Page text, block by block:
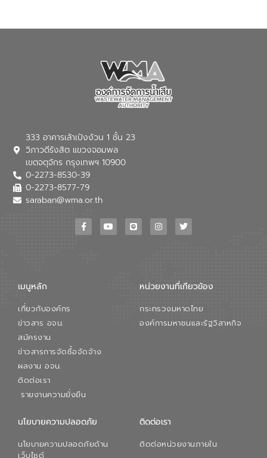
ณ เทศบาลตำบลบางเลน จังหวัดนครปฐม
333 อาคารเล้าเป้งง้วน 1 ชั้น 23
วิภาวดีรังสิต แขวงจอมพล
เขตจตุจักร กรุงเทพฯ 10900
0-2273-8530-39
0-2273-8577-79
saraban@wma.or.th
เมนูหลัก
เกี่ยวกับองค์กร
ข่าวสาร อจน.
สมัครงาน
ข่าวสารการจัดซื้อจัดจ้าง
ผลงาน อจน.
ติดต่อเรา
รายงานความยั่งยืน
หน่วยงานที่เกียวข้อง
กระทรวงมหาดไทย
องค์การมหาชนและรัฐวิสาหกิจ
นโยบายความปลอดภัย
นโยบายความปลอดภัยด้าน
เว็บไซต์
ติดต่อเรา
ติดต่อหน่วยงานภายใน